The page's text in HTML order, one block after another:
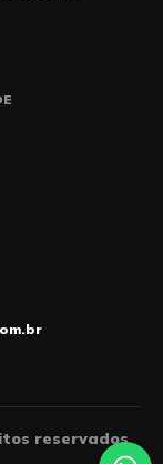
reservados